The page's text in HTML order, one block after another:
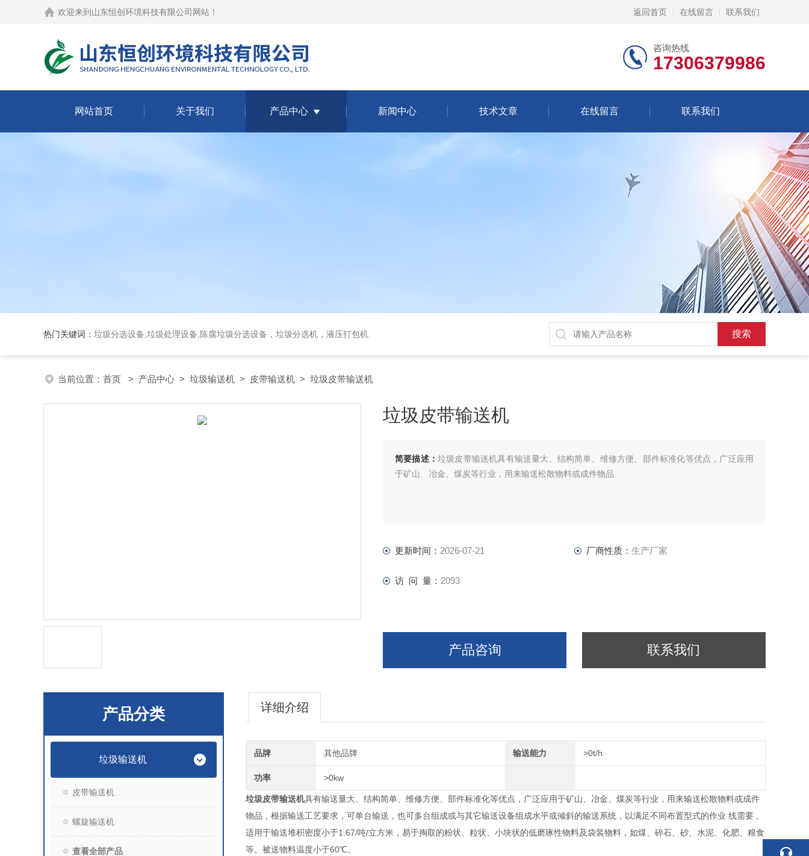
欢迎来到 山东恒创环境科技有限公司网站 ！ 返回首页 在线留言 联系我们
咨询热线
17306379986
网站首页 关于我们 产品中心 新闻中心 技术文章 在线留言 联系我们
热门关键词： 垃圾分选设备,垃圾处理设备,陈腐垃圾分选设备，垃圾分选机，液压打包机
当前位置： 首页 > 产品中心 > 垃圾输送机 > 皮带输送机 > 垃圾皮带输送机
垃圾皮带输送机
简要描述： 垃圾皮带输送机具有输送量大、结构简单、维修方便、部件标准化等优点，广泛应用
于矿山、冶金、煤炭等行业，用来输送松散物料或成件物品
更新时间： 2026-07-21 厂商性质： 生产厂家
访 问 量： 2093
产品咨询 联系我们
产品分类
垃圾输送机
皮带输送机
螺旋输送机
查看全部产品
详细介绍
品牌 其他品牌 输送能力 >0t/h
功率 >0kw
垃圾皮带输送机具有输送量大、结构简单、维修方便、部件标准化等优点，广泛应用于矿山、冶金、煤炭等行业，用来输送松散物料或成件
物品，根据输送工艺要求，可单台输送，也可多台组成或与其它输送设备组成水平或倾斜的输送系统，以满足不同布置型式的作业 线需要 ,
适用于输送堆积密度小于1.67/吨/立方米，易于掏取的粉状、粒状、小块状的低磨琢性物料及袋装物料，如煤、碎石、砂、水泥、化肥、粮食
等。被送物料温度小于60℃。